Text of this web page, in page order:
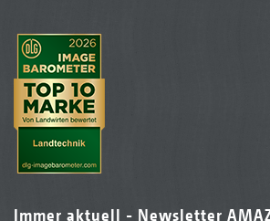
Immer aktuell - Newsletter